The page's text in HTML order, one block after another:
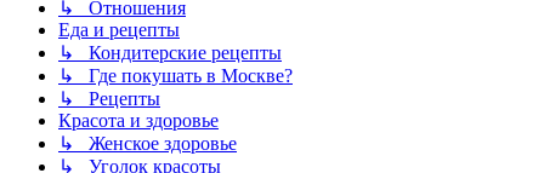
↳ Отношения
Еда и рецепты
↳ Кондитерские рецепты
↳ Где покушать в Москве?
↳ Рецепты
Красота и здоровье
↳ Женское здоровье
↳ Уголок красоты